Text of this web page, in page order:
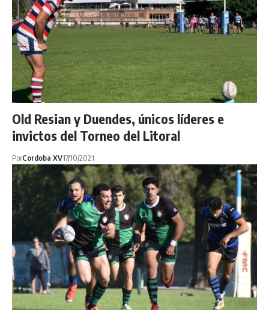
Old Resian y Duendes, únicos líderes e
invictos del Torneo del Litoral
PorCordoba XV17/10/2021